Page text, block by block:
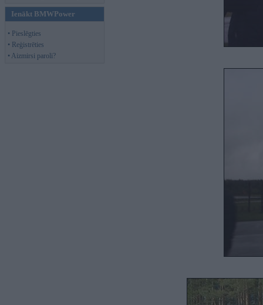
Ienākt BMWPower
• Pieslēgties
• Reģistrēties
• Aizmirsi paroli?